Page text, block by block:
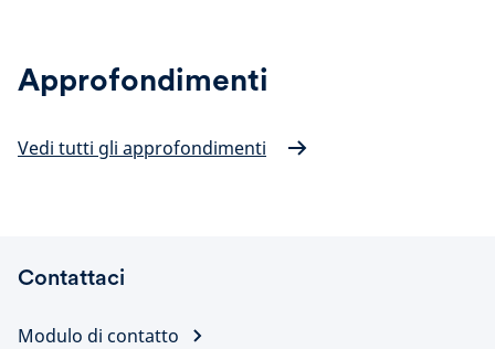
Approfondimenti
Vedi tutti gli approfondimenti
Contattaci
Modulo di contatto